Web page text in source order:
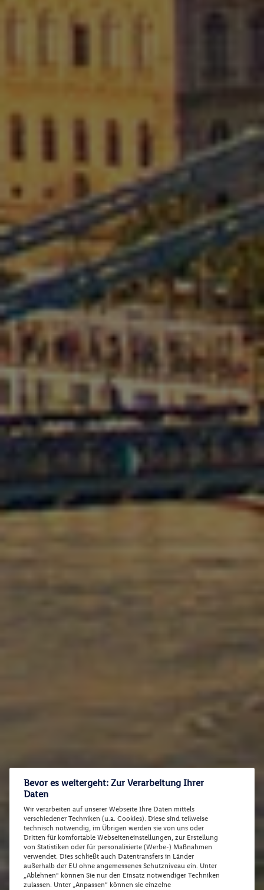
Bevor es weitergeht: Zur Verarbeitung Ihrer
Daten
Wir verarbeiten auf unserer Webseite Ihre Daten mittels
verschiedener Techniken (u.a. Cookies). Diese sind teilweise
technisch notwendig, im Übrigen werden sie von uns oder
Dritten für komfortable Webseiteneinstellungen, zur Erstellung
von Statistiken oder für personalisierte (Werbe-) Maßnahmen
verwendet. Dies schließt auch Datentransfers in Länder
außerhalb der EU ohne angemessenes Schutzniveau ein. Unter
„Ablehnen“ können Sie nur den Einsatz notwendiger Techniken
zulassen. Unter „Anpassen“ können sie einzelne